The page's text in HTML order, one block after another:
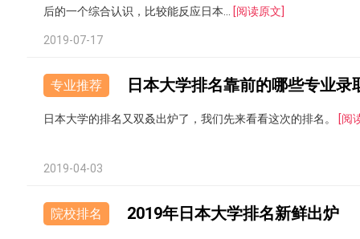
后的一个综合认识，比较能反应日本...
[阅读原文]
2019-07-17
专业推荐 日本大学排名靠前的哪些专业录
日本大学的排名又双叒出炉了，我们先来看看这次的排名。 [阅
2019-04-03
院校排名 2019年日本大学排名新鲜出炉